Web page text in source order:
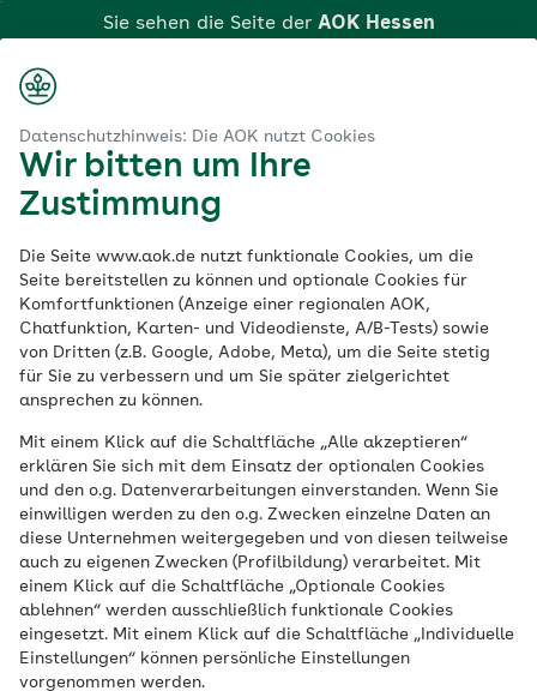
Datenschutzhinweis: Die AOK nutzt Cookies
Wir bitten um Ihre
Zustimmung
Die Seite www.aok.de nutzt funktionale Cookies, um die
Seite bereitstellen zu können und optionale Cookies für
Komfortfunktionen (Anzeige einer regionalen AOK,
Chatfunktion, Karten- und Videodienste, A/B-Tests) sowie
von Dritten (z.B. Google, Adobe, Meta), um die Seite stetig
für Sie zu verbessern und um Sie später zielgerichtet
ansprechen zu können.
Mit einem Klick auf die Schaltfläche „Alle akzeptieren“
erklären Sie sich mit dem Einsatz der optionalen Cookies
und den o.g. Datenverarbeitungen einverstanden. Wenn Sie
einwilligen werden zu den o.g. Zwecken einzelne Daten an
diese Unternehmen weitergegeben und von diesen teilweise
auch zu eigenen Zwecken (Profilbildung) verarbeitet. Mit
einem Klick auf die Schaltfläche „Optionale Cookies
ablehnen“ werden ausschließlich funktionale Cookies
eingesetzt. Mit einem Klick auf die Schaltfläche „Individuelle
Einstellungen“ können persönliche Einstellungen
vorgenommen werden.
Hauptinhalt
springen
Sie sehen die Seite der AOK Hessen
Weniger Herzinfarkte
inDeutschland und
Hessen
Die Zahl der Herzinfarkte in Deutschland
Wissenschaftlichen Instituts der AOK
(WIdO) in den vergangenen Jahren
gesunken. Gleichzeitig haben
Risikofaktoren wie Diabetes mellitus Typ 2
und Bluthochdruck zugenommen. Die AOK
unterstützt ihre Versicherten mit
Leistungen zur Vorbeugung von